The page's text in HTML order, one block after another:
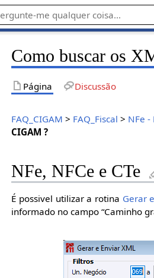
Como buscar os
Página Discussão
FAQ_CIGAM > FAQ_Fiscal > NFe -
CIGAM ?
NFe, NFCe e CTe
É possivel utilizar a rotina Gerar
informado no campo “Caminho